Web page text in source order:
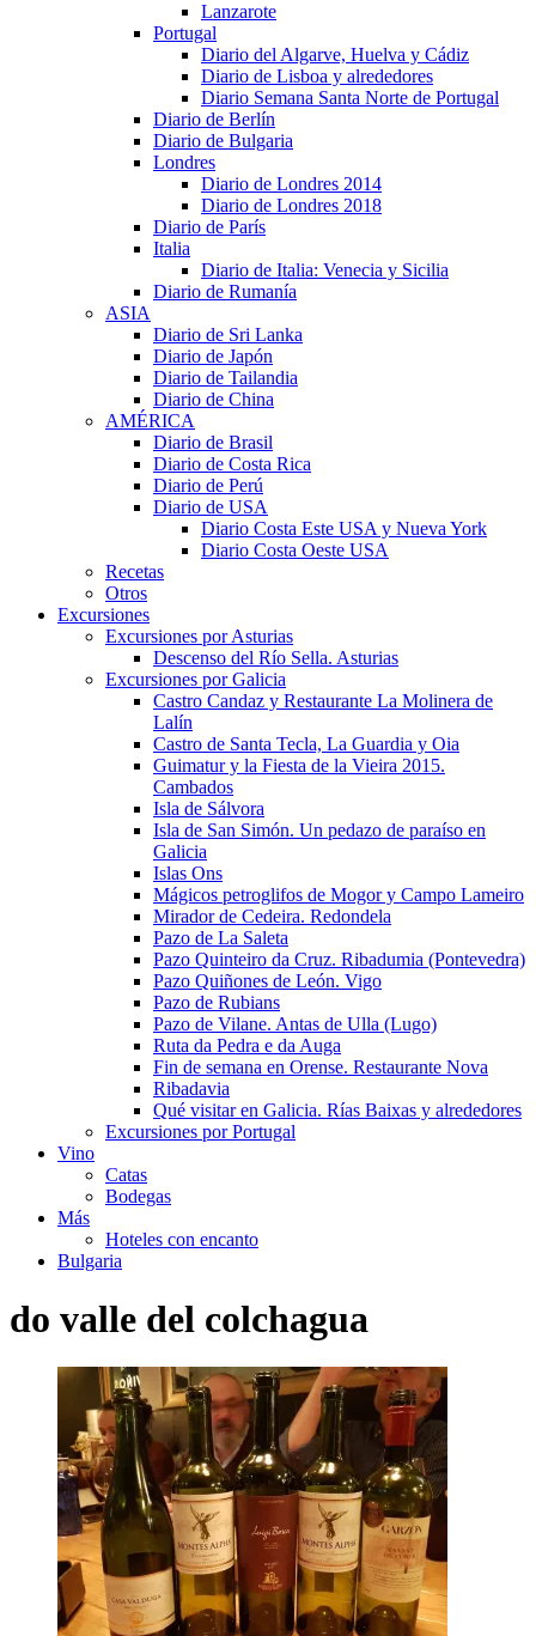
Lanzarote
Portugal
Diario del Algarve, Huelva y Cádiz
Diario de Lisboa y alrededores
Diario Semana Santa Norte de Portugal
Diario de Berlín
Diario de Bulgaria
Londres
Diario de Londres 2014
Diario de Londres 2018
Diario de París
Italia
Diario de Italia: Venecia y Sicilia
Diario de Rumanía
ASIA
Diario de Sri Lanka
Diario de Japón
Diario de Tailandia
Diario de China
AMÉRICA
Diario de Brasil
Diario de Costa Rica
Diario de Perú
Diario de USA
Diario Costa Este USA y Nueva York
Diario Costa Oeste USA
Recetas
Otros
Excursiones
Excursiones por Asturias
Descenso del Río Sella. Asturias
Excursiones por Galicia
Castro Candaz y Restaurante La Molinera de
Lalín
Castro de Santa Tecla, La Guardia y Oia
Guimatur y la Fiesta de la Vieira 2015.
Cambados
Isla de Sálvora
Isla de San Simón. Un pedazo de paraíso en
Galicia
Islas Ons
Mágicos petroglifos de Mogor y Campo Lameiro
Mirador de Cedeira. Redondela
Pazo de La Saleta
Pazo Quinteiro da Cruz. Ribadumia (Pontevedra)
Pazo Quiñones de León. Vigo
Pazo de Rubians
Pazo de Vilane. Antas de Ulla (Lugo)
Ruta da Pedra e da Auga
Fin de semana en Orense. Restaurante Nova
Ribadavia
Qué visitar en Galicia. Rías Baixas y alrededores
Excursiones por Portugal
Vino
Catas
Bodegas
Más
Hoteles con encanto
Bulgaria
do valle del colchagua